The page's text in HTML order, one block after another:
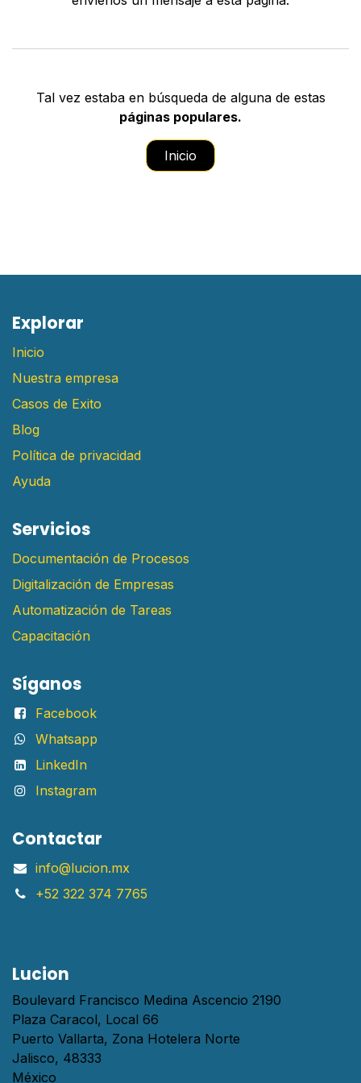
Tal vez estaba en búsqueda de alguna de estas
páginas populares.
Inicio
E​xplorar
Inicio
Nuestra empresa
Casos de Exito
Blog
Política de privacidad
Ayuda
Servicios
Documentación de Procesos
Digitalización de Empresas
Automatización de Tareas
Capacitación
Síganos
Facebook
Whatsapp
LinkedIn
Instagram
Contactar
info@lucion.mx
+52 322 374 7765
Lucion
Boulevard Francisco Medina Ascencio 2190
Plaza Caracol, Local 66
Puerto Vallarta, Zona Hotelera Norte
Jalisco, 48333
México